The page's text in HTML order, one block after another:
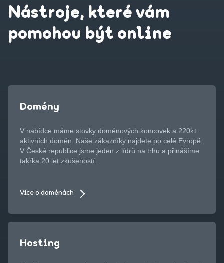
Nástroje, které vám
pomohou být online
Domény
V nabídce máme stovky doménových koncovek a 220k+
aktivních domén. Naše zákazníky najdete po celé Evropě.
V České republice jsme jeden z lídrů na trhu a přinášíme
takřka 20 let zkušeností.
Více o doménách
Hosting